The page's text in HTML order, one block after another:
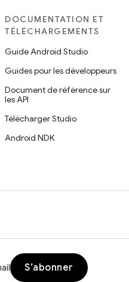
DOCUMENTATION ET
TÉLÉCHARGEMENTS
Guide Android Studio
Guides pour les développeurs
Document de référence sur
les API
Télécharger Studio
Android NDK
S’abonner